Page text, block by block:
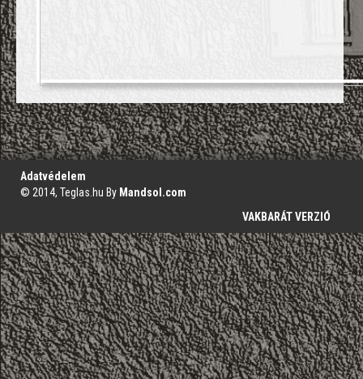
';
Adatvédelem
© 2014, Teglas.hu By Mandsol.com
VAKBARÁT VERZIÓ